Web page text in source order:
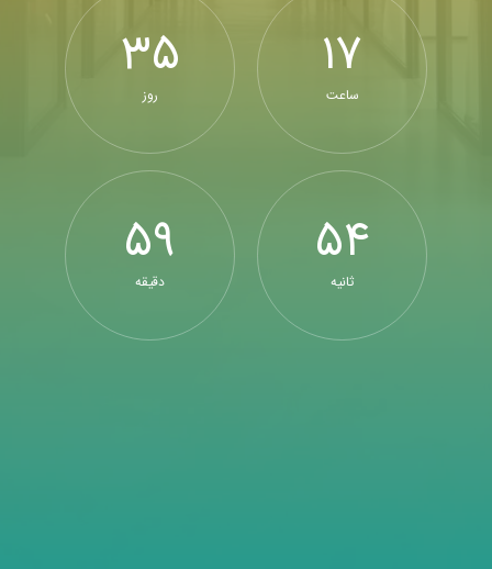
35
روز
17
ساعت
59
دقیقه
54
ثانیه